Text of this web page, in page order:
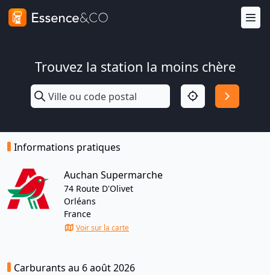
Trouvez la station la moins chère
Informations pratiques
Auchan Supermarche
74 Route D'Olivet
Orléans
France
Voir sur la carte
Carburants au 6 août 2026